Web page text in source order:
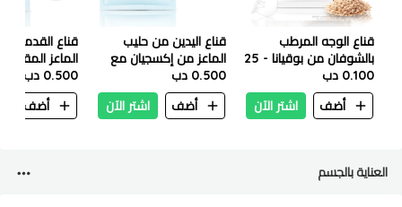
قناع الوجه المرطب
بالشوفان من بوقيانا - 25
مل
0.100 دب
أضف
اشتر الآن
قناع اليدين من حليب
الماعز من إكسجيان مع
النيكوتيناميد - 35 غرام
0.500 دب
أضف
اشتر الآن
قناع القدمين
الماعز
إكسيجيان – 35 جم
0.500 دب
أضف
العناية بالجسم